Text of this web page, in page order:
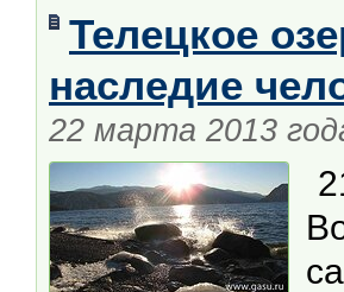
Телецкое
наследие
22 марта 2013